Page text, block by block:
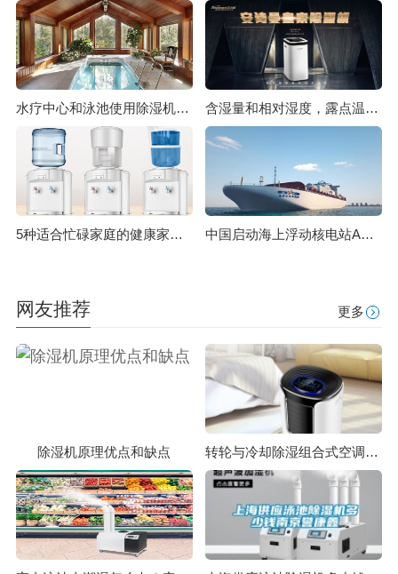
水疗中心和泳池使用除湿机的5个好处_除湿机厂家 含湿量和相对湿度，露点温度的含义
5种适合忙碌家庭的健康家电 家电除湿机 中国启动海上浮动核电站ACPR50S实验堆建设 将为海岛供电
网友推荐 更多
除湿机原理优点和缺点 转轮与冷却除湿组合式空调系统变工况稳态性能模拟分析